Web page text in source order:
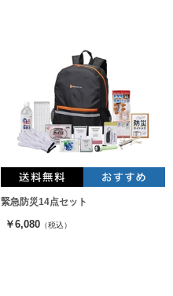
緊急防災14点セット
￥6,080 （税込）